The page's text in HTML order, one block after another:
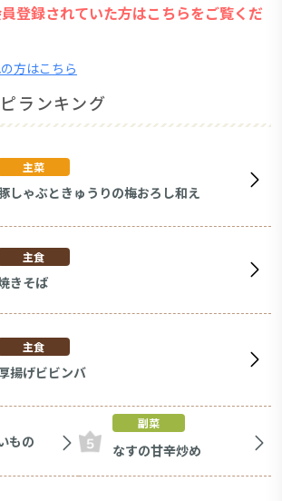
登録されていた方はこちらをご覧くだ
方はこちら
ランキング
主菜
しゃぶときゅうりの梅おろし和え
主食
きそば
主食
揚げビビンバ
もの
副菜
なすの甘辛炒め